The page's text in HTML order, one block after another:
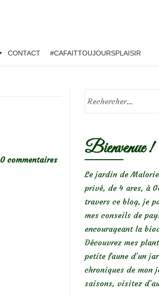
CONTACT #CAFAITTOUJOURSPLAISIR
0 commentaires
Bienvenue !
Le jardin de
privé, de 4 ares, à
travers ce blog, je
mes conseils de
encourageant la
Découvrez mes
petite faune d’un
chroniques de
saisons, visitez